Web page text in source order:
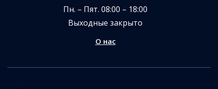
Пн. – Пят. 08:00 – 18:00
Выходные закрыто
О нас